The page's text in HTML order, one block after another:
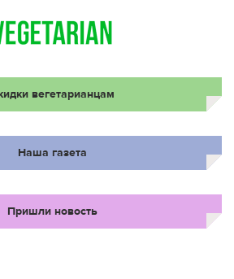
вегетарианцам
Наша газета
Пришли новость